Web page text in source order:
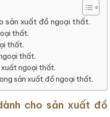
sản xuất đồ ngoại thất.
thất.
thất.
thất.
xuất ngoại thất.
sản xuất đồ ngoại thất.
cho sản xuất đồ